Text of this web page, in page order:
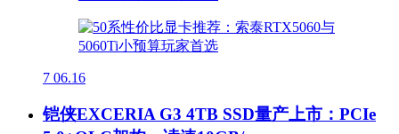
7 06.16
铠侠EXCERIA G3 4TB SSD量产上市：PCIe